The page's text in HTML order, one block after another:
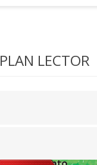
PLAN LECTOR